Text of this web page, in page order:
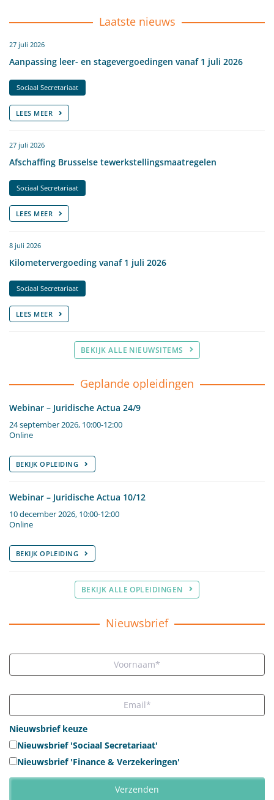
Laatste nieuws
27 juli 2026
Aanpassing leer- en stagevergoedingen vanaf 1 juli 2026
Sociaal Secretariaat
LEES MEER
27 juli 2026
Afschaffing Brusselse tewerkstellingsmaatregelen
Sociaal Secretariaat
LEES MEER
8 juli 2026
Kilometervergoeding vanaf 1 juli 2026
Sociaal Secretariaat
LEES MEER
BEKIJK ALLE NIEUWSITEMS
Geplande opleidingen
Webinar – Juridische Actua 24/9
24 september 2026, 10:00-12:00
Online
BEKIJK OPLEIDING
Webinar – Juridische Actua 10/12
10 december 2026, 10:00-12:00
Online
BEKIJK OPLEIDING
BEKIJK ALLE OPLEIDINGEN
Nieuwsbrief
Nieuwsbrief keuze
Nieuwsbrief 'Sociaal Secretariaat'
Nieuwsbrief 'Finance & Verzekeringen'